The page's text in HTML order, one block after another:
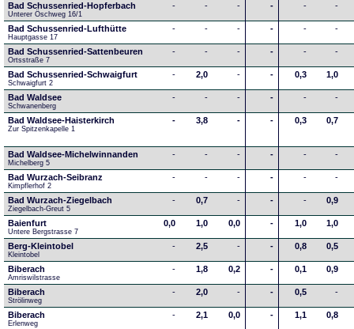
Bad Schussenried-Hopferbach
Unterer Öschweg 16/1
- - - - - -
Bad Schussenried-Lufthütte
Hauptgasse 17
- - - - - -
Bad Schussenried-Sattenbeuren
Ortsstraße 7
- - - - - -
Bad Schussenried-Schwaigfurt
Schwaigfurt 2
- 2,0 - - 0,3 1,0
Bad Waldsee
Schwanenberg
- - - - - -
Bad Waldsee-Haisterkirch
Zur Spitzenkapelle 1
- 3,8 - - 0,3 0,7
Bad Waldsee-Michelwinnanden
Michelberg 5
- - - - - -
Bad Wurzach-Seibranz
Kimpflerhof 2
- - - - - -
Bad Wurzach-Ziegelbach
Ziegelbach-Greut 5
- 0,7 - - - 0,9
Baienfurt
Untere Bergstrasse 7
0,0 1,0 0,0 - 1,0 1,0
Berg-Kleintobel
Kleintobel
- 2,5 - - 0,8 0,5
Biberach
Amriswilstrasse
- 1,8 0,2 - 0,1 0,9
Biberach
Strölinweg
- 2,0 - - 0,5 -
Biberach
Erlenweg
- 2,1 0,0 - 1,1 0,8